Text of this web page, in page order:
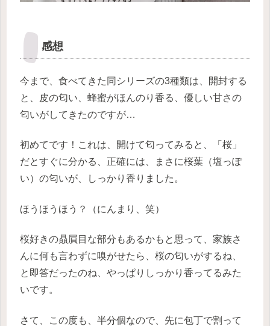
感想
今まで、食べてきた同シリーズの3種類は、開封する
と、皮の匂い、蜂蜜がほんのり香る、優しい甘さの
匂いがしてきたのですが…
初めてです！これは、開けて匂ってみると、「桜」
だとすぐに分かる、正確には、まさに桜葉（塩っぽ
い）の匂いが、しっかり香りました。
ほうほうほう？（にんまり、笑）
桜好きの贔屓目な部分もあるかもと思って、家族さ
んに何も言わずに嗅がせたら、桜の匂いがするね、
と即答だったのね、やっぱりしっかり香ってるみた
いです。
さて、この度も、半分個なので、先に包丁で割って